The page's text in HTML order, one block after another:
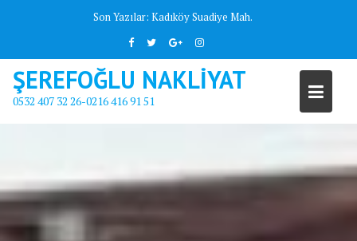
Son Yazılar: Kadıköy Suadiye Mah.
ŞEREFOĞLU NAKLİYAT
0532 407 32 26-0216 416 91 51